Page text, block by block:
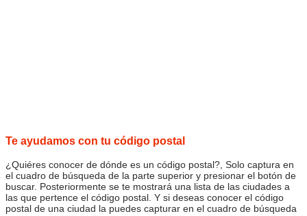
Te ayudamos con tu código postal
¿Quiéres conocer de dónde es un código postal?, Solo captura en
el cuadro de búsqueda de la parte superior y presionar el botón de
buscar. Posteriormente se te mostrará una lista de las ciudades a
las que pertence el código postal. Y si deseas conocer el código
postal de una ciudad la puedes capturar en el cuadro de búsqueda